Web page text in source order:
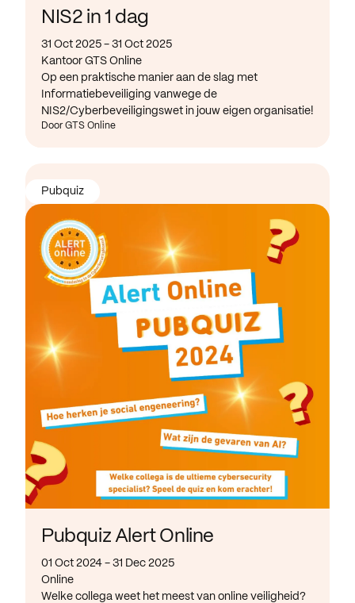
NIS2 in 1 dag
31 Oct 2025 - 31 Oct 2025
Kantoor GTS Online
Op een praktische manier aan de slag met
Informatiebeveiliging vanwege de
NIS2/Cyberbeveiligingswet in jouw eigen organisatie!
Door GTS Online
Pubquiz Alert Online
01 Oct 2024 - 31 Dec 2025
Online
Welke collega weet het meest van online veiligheid?
Pubquiz